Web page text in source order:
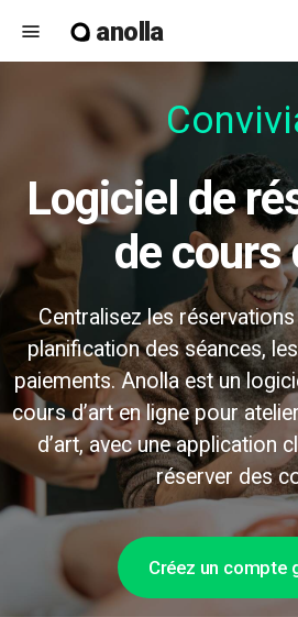
menu anolla
Logiciel de réservation
de cours
Centralisez les
planification des séances,
paiements. Anolla est un
cours d’art en ligne pour
d’art, avec une application
réserver des
Créez un compte